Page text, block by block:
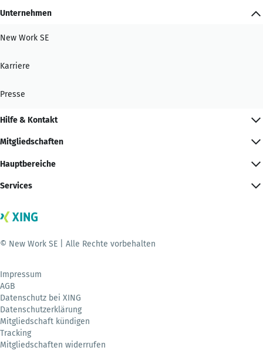
Unternehmen
New Work SE
Karriere
Presse
Hilfe & Kontakt
Mitgliedschaften
Hauptbereiche
Services
© New Work SE | Alle Rechte vorbehalten
Impressum
AGB
Datenschutz bei XING
Datenschutzerklärung
Mitgliedschaft kündigen
Tracking
Mitgliedschaften widerrufen